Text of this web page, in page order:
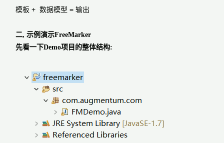
模板 + 数据模型 = 输出
二, 示例演示FreeMarker
先看一下Demo项目的整体结构: